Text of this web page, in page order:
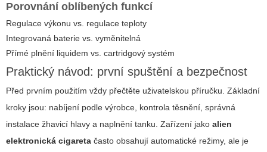
Porovnání oblíbených funkcí
Regulace výkonu vs. regulace teploty
Integrovaná baterie vs. vyměnitelná
Přímé plnění liquidem vs. cartridgový systém
Praktický návod: první spuštění a bezpečnost
Před prvním použitím vždy přečtěte uživatelskou příručku. Základní
kroky jsou: nabíjení podle výrobce, kontrola těsnění, správná
instalace žhavicí hlavy a naplnění tanku. Zařízení jako alien
elektronická cigareta často obsahují automatické režimy, ale je